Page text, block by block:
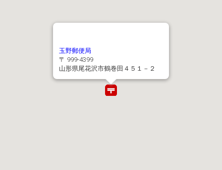
玉野郵便局
〒 999-4399
山形県尾花沢市鶴巻田４５１－２